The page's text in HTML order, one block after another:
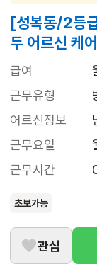
[성복동/2등
두 어르신 케
급여
근무유형
어르신정보
근무요일
근무시간
초보가능
관심